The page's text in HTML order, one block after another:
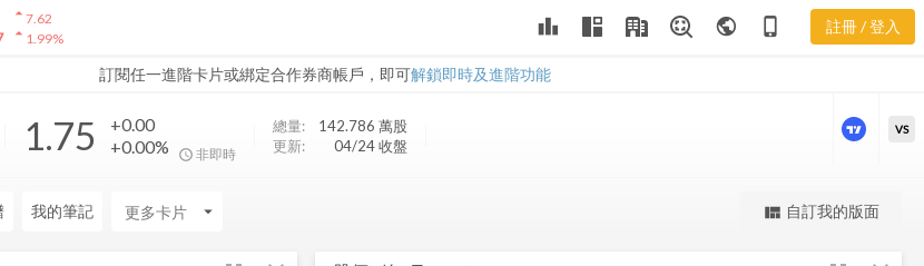
arrow_drop_up7.62
arrow_drop_up1.99% leaderboard public phone_iphone 註冊 / 登入
訂閱任一進階卡片或綁定合作券商帳戶，即可解鎖即時及進階功能
JE 股價走勢
1.75
+0.00
+0.00%
非即時
總量: 142.786 萬股
更新:
04/24 收盤
更強大的進階價量圖表
VS
我的筆記 arrow_drop_down view_quilt 自訂我的版面